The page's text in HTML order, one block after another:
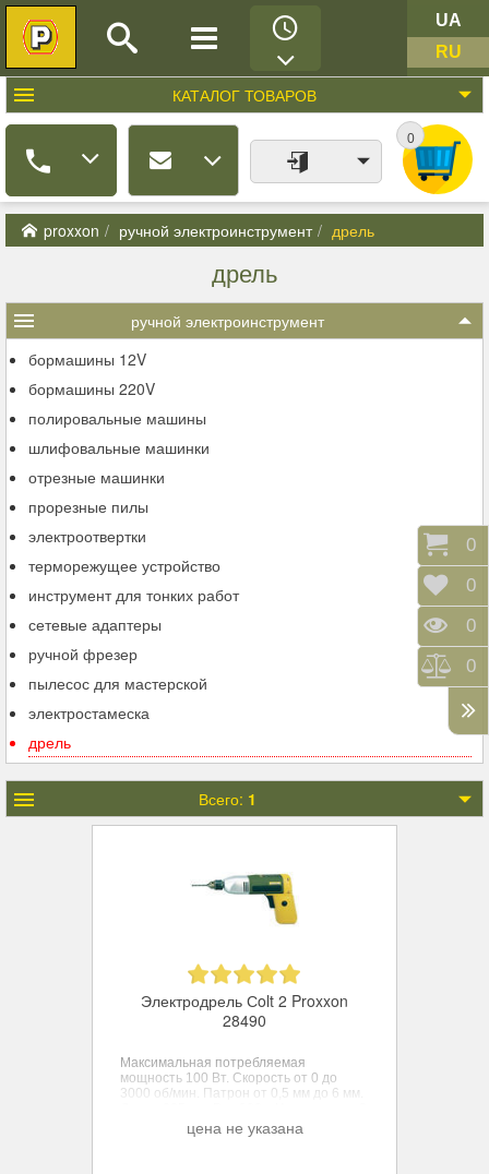
UA
RU
КАТАЛОГ ТОВАРОВ
0
proxxon ручной электроинструмент дрель
дрель
ручной электроинструмент
бормашины 12V
бормашины 220V
полировальные машины
шлифовальные машинки
отрезные машинки
прорезные пилы
электроотвертки
терморежущее устройство
инструмент для тонких работ
сетевые адаптеры
ручной фрезер
пылесос для мастерской
электростамеска
дрель
Всего: 1
Электродрель Сolt 2 Proxxon
28490
Максимальная потребляемая
мощность 100 Вт. Скорость от 0 до
3000 об/мин. Патрон от 0,5 мм до 6 мм.
цена не указана
0
0
0
0